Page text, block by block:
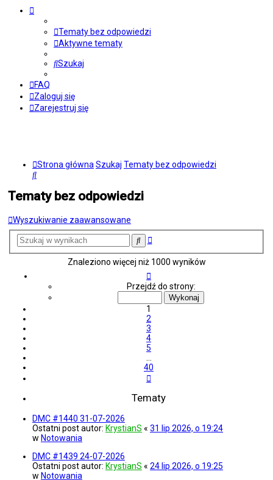
Tematy bez odpowiedzi
Aktywne tematy
Szukaj
FAQ
Zaloguj się
Zarejestruj się
Strona główna Szukaj Tematy bez odpowiedzi
Szukaj
Tematy bez odpowiedzi
Wyszukiwanie zaawansowane
SzukajWyszukiwanie
Znaleziono więcej niż 1000 wyników
1
z
40
Przejdź do strony:
1
2
3
4
5
40
Tematy
DMC #1440 31-07-2026
Ostatni post autor: KrystianS « 31 lip 2026, o 19:24
w Notowania
DMC #1439 24-07-2026
Ostatni post autor: KrystianS « 24 lip 2026, o 19:25
w Notowania